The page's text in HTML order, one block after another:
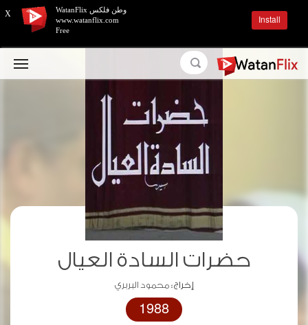
حضرات السادة العيال
إخراج :محمود البربري
1988
X
وطن فلكس WatanFlix
www.watanflix.com
Free
Install